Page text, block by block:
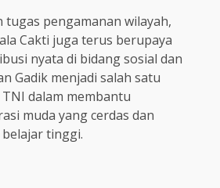
tugas pengamanan wilayah,
Cakti juga terus berupaya
nyata di bidang sosial dan
Gadik menjadi salah satu
dalam membantu
muda yang cerdas dan
tinggi.